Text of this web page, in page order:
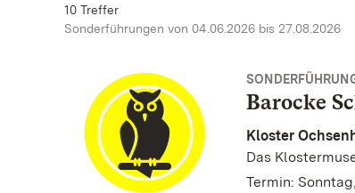
10 Treffer
Sonderführungen von 04.06.2026 bis 27.08.2026
Barocke
Kloster
Das
Termin: